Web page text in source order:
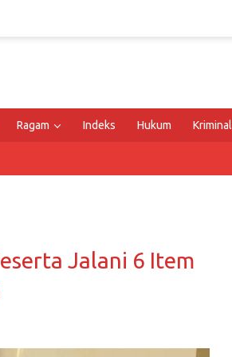
Ragam Indeks Hukum Kriminal
Jalani 6 Item